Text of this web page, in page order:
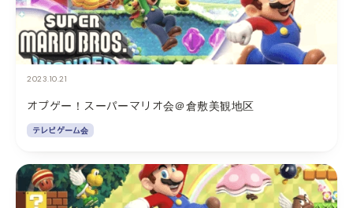
2023.10.21
オプゲー！スーパーマリオ会＠倉敷美観地区
テレビゲーム会